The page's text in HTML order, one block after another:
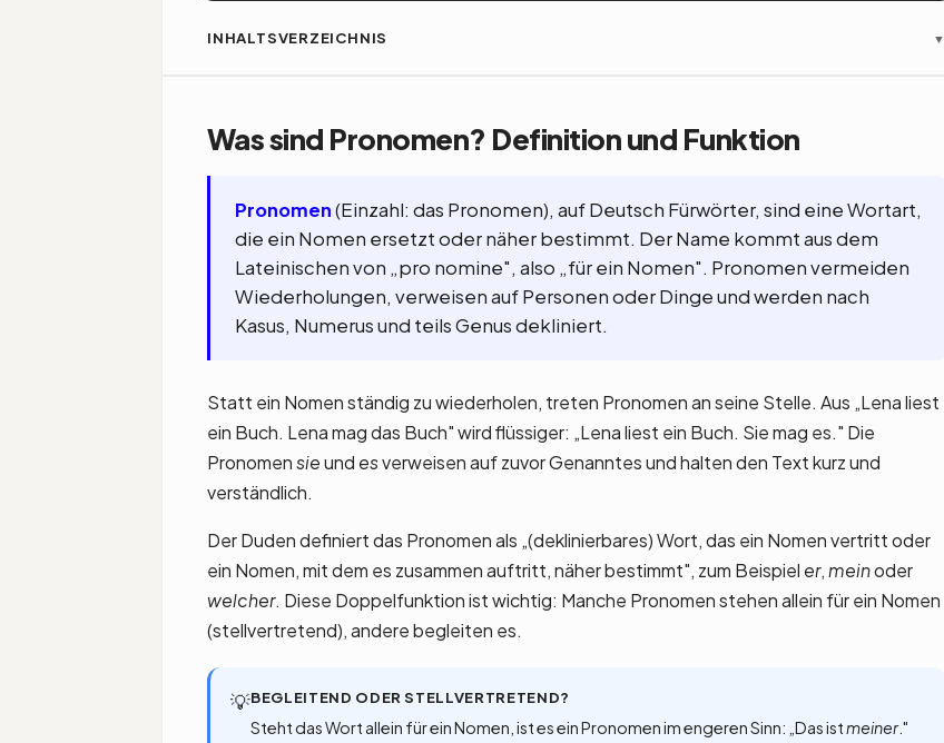
INHALTSVERZEICHNIS ▼
Was sind Pronomen? Definition und Funktion
Pronomen(Einzahl: das Pronomen), auf Deutsch Fürwörter, sind eine Wortart,
die ein Nomen ersetzt oder näher bestimmt. Der Name kommt aus dem
Lateinischen von „pro nomine", also „für ein Nomen". Pronomen vermeiden
Wiederholungen, verweisen auf Personen oder Dinge und werden nach
Kasus, Numerus und teils Genus dekliniert.
Statt ein Nomen ständig zu wiederholen, treten Pronomen an seine Stelle. Aus „Lena liest
ein Buch. Lena mag das Buch" wird flüssiger: „Lena liest ein Buch. Sie mag es." Die
Pronomensieund esverweisen auf zuvor Genanntes und halten den Text kurz und
verständlich.
Der Duden definiert das Pronomen als „(deklinierbares) Wort, das ein Nomen vertritt oder
ein Nomen, mit dem es zusammen auftritt, näher bestimmt", zum Beispiel er,meinoder
welcher. Diese Doppelfunktion ist wichtig: Manche Pronomen stehen allein für ein Nomen
(stellvertretend), andere begleiten es.
💡BEGLEITEND ODER STELLVERTRETEND?
Steht das Wort allein für ein Nomen, ist es ein Pronomen im engeren Sinn: „Das istmeiner."